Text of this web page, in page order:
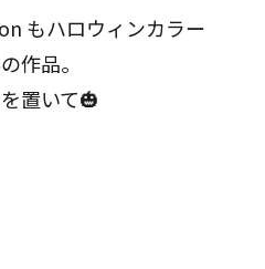
もハロウィンカラー
作品。
置いて🎃